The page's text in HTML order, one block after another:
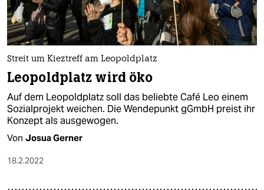
Streit um Kieztreff am Leopoldplatz
Leopoldplatz wird öko
Auf dem Leopoldplatz soll das beliebte Café Leo einem
Sozialprojekt weichen. Die Wendepunkt gGmbH preist ihr
Konzept als ausgewogen.
Von Josua Gerner
18.2.2022